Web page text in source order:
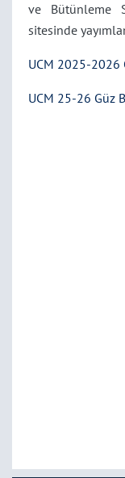
ve Bütünleme
sitesinde
UCM 2025-2026
UCM 25-26 Güz